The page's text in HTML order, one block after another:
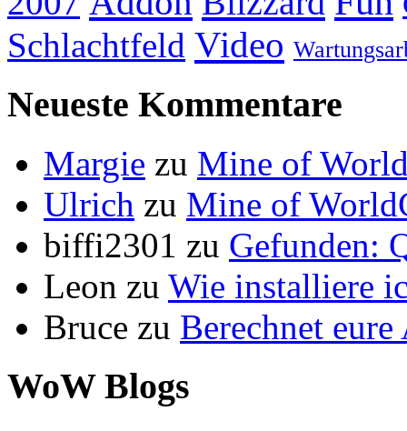
Schlachtfeld Video
Neueste Kommentare
Margie zu Mine of
Ulrich zu Mine of
biffi2301 zu Gefunden:
Leon zu Wie installiere
Bruce zu Berechnet
WoW Blogs